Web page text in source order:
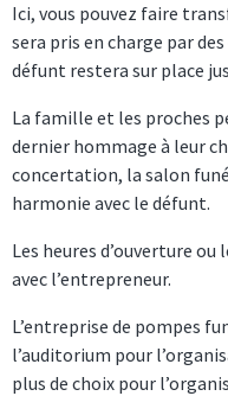
Ici, vous pouvez faire
sera pris en charge par
défunt restera sur place
La famille et les proches
dernier hommage à leur
concertation, la salon
harmonie avec le défunt.
Les heures d’ouverture
avec l’entrepreneur.
L’entreprise de pompes
l’auditorium pour
plus de choix pour